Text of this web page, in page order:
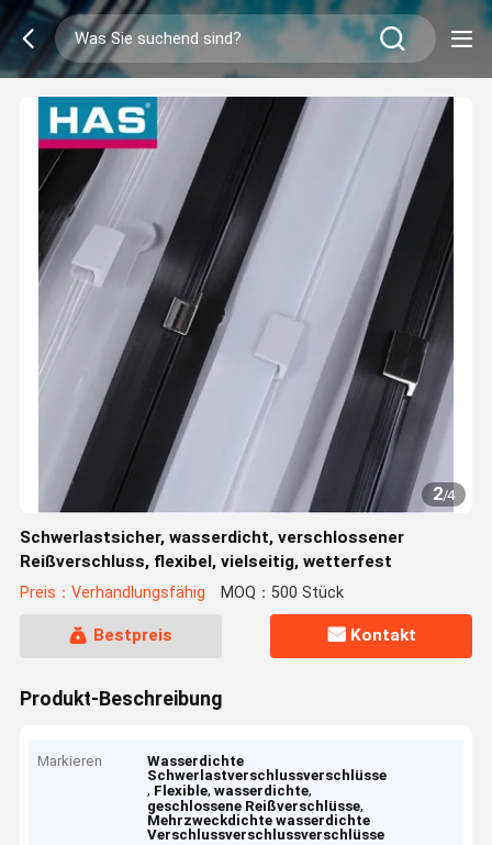
2/4
Schwerlastsicher, wasserdicht, verschlossener
Reißverschluss, flexibel, vielseitig, wetterfest
Preis：Verhandlungsfähig MOQ：500 Stück
Bestpreis Kontakt
Produkt-Beschreibung
Markieren
Wasserdichte
Schwerlastverschlussverschlüsse
, Flexible,wasserdichte,
geschlossene Reißverschlüsse,
Mehrzweckdichte wasserdichte
Verschlussverschlussverschlüsse